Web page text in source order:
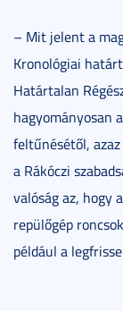
– Mit jelent a
Kronológiai
Határtalan
hagyományosan
feltűnésétől,
a Rákóczi
valóság az, hogy
repülőgép
például a